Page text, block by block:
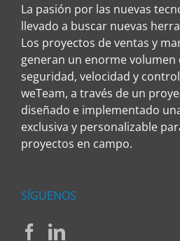
La pasión por las nuevas
llevado a buscar nuevas
Los proyectos de ventas y
generan un enorme
seguridad, velocidad y
weTeam, a través de un
diseñado e implementado
exclusiva y personalizable
proyectos en campo.
SÍGUENOS